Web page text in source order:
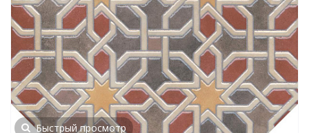
Быстрый просмотр